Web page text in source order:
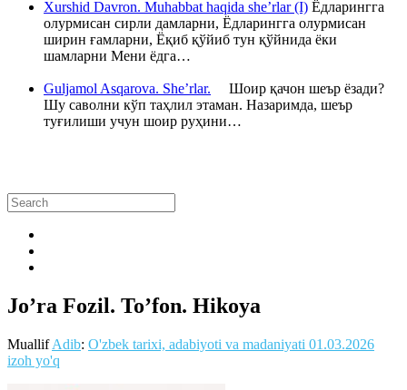
Xurshid Davron. Muhabbat haqida she’rlar (I) Ёдларингга
олурмисан сирли дамларни, Ёдларингга олурмисан
ширин ғамларни, Ёқиб қўйиб тун қўйнида ёки
шамларни Мени ёдга…
Guljamol Asqarova. She’rlar. Шоир қачон шеър ёзади?
Шу саволни кўп таҳлил этаман. Назаримда, шеър
туғилиши учун шоир руҳини…
Jo’ra Fozil. To’fon. Hikoya
MuallifAdib: O'zbek tarixi, adabiyoti va madaniyati 01.03.2026
izoh yo'q